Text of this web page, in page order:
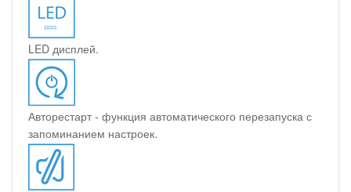
LED дисплей.
Авторестарт - функция автоматического перезапуска с
запоминанием настроек.